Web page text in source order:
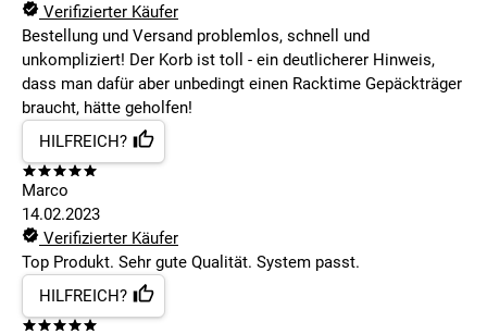
Verifizierter Käufer
Bestellung und Versand problemlos, schnell und
unkompliziert! Der Korb ist toll - ein deutlicherer Hinweis,
dass man dafür aber unbedingt einen Racktime Gepäckträger
braucht, hätte geholfen!
HILFREICH?
Marco
14.02.2023
Verifizierter Käufer
Top Produkt. Sehr gute Qualität. System passt.
HILFREICH?